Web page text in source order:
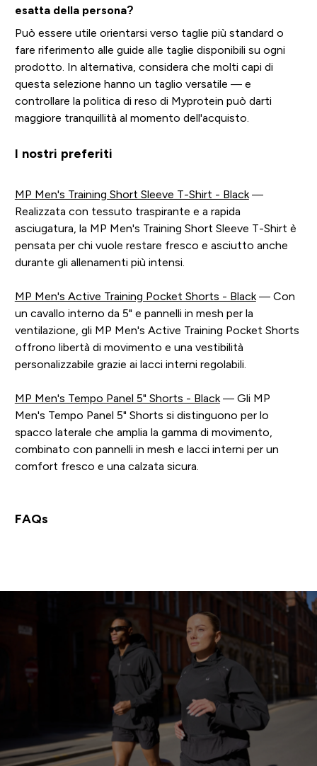
esatta della persona?
Può essere utile orientarsi verso taglie più standard o
fare riferimento alle guide alle taglie disponibili su ogni
prodotto. In alternativa, considera che molti capi di
questa selezione hanno un taglio versatile — e
controllare la politica di reso di Myprotein può darti
maggiore tranquillità al momento dell'acquisto.
I nostri preferiti
MP Men's Training Short Sleeve T-Shirt - Black—
Realizzata con tessuto traspirante e a rapida
asciugatura, la MP Men's Training Short Sleeve T-Shirt è
pensata per chi vuole restare fresco e asciutto anche
durante gli allenamenti più intensi.
MP Men's Active Training Pocket Shorts - Black— Con
un cavallo interno da 5" e pannelli in mesh per la
ventilazione, gli MP Men's Active Training Pocket Shorts
offrono libertà di movimento e una vestibilità
personalizzabile grazie ai lacci interni regolabili.
MP Men's Tempo Panel 5" Shorts - Black— Gli MP
Men's Tempo Panel 5" Shorts si distinguono per lo
spacco laterale che amplia la gamma di movimento,
combinato con pannelli in mesh e lacci interni per un
comfort fresco e una calzata sicura.
FAQs